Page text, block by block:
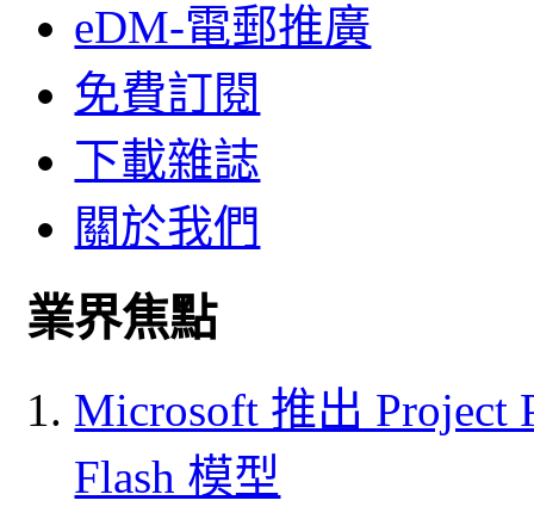
eDM-電郵推廣
免費訂閱
下載雜誌
關於我們
業界焦點
Microsoft 推出 Project
Flash 模型